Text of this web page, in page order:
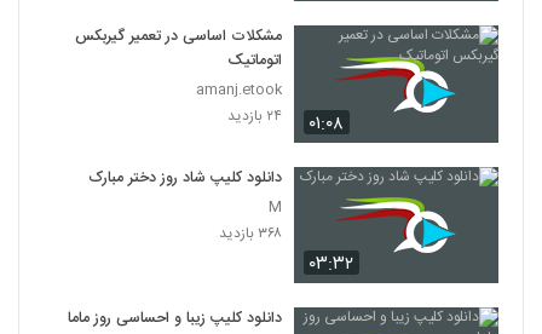
۰۱:۰۸
مشکلات اساسی در تعمیر گیربکس
اتوماتیک
amanj.etook
۲۴ بازدید
۰۳:۳۲
دانلود کلیپ شاد روز دختر مبارک
M
۳۶۸ بازدید
دانلود کلیپ زیبا و احساسی روز ماما